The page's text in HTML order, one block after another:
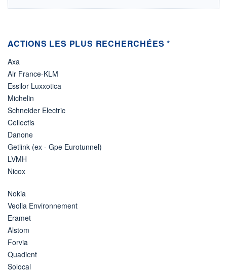
PROCHAIN
Non éligible
ACTIONS LES PLUS RECHERCHÉES *
Axa
Air France-KLM
Essilor Luxxotica
Michelin
Schneider Electric
Cellectis
Danone
Getlink (ex - Gpe Eurotunnel)
LVMH
Nicox
Nokia
Veolia Environnement
Eramet
Alstom
Forvia
Quadient
Solocal